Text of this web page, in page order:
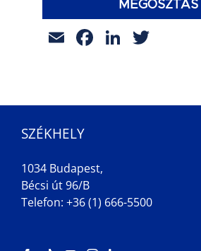
MEGOSZTÁS
EmailFacebook
LinkedIn
SZÉKHELY
1034 Budapest,
Bécsi út 96/B
Telefon: +36 (1) 666-5500